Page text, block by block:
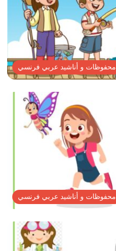
محفوظات و أناشيد عربي فرنسي
محفوظات و أناشيد عربي فرنسي